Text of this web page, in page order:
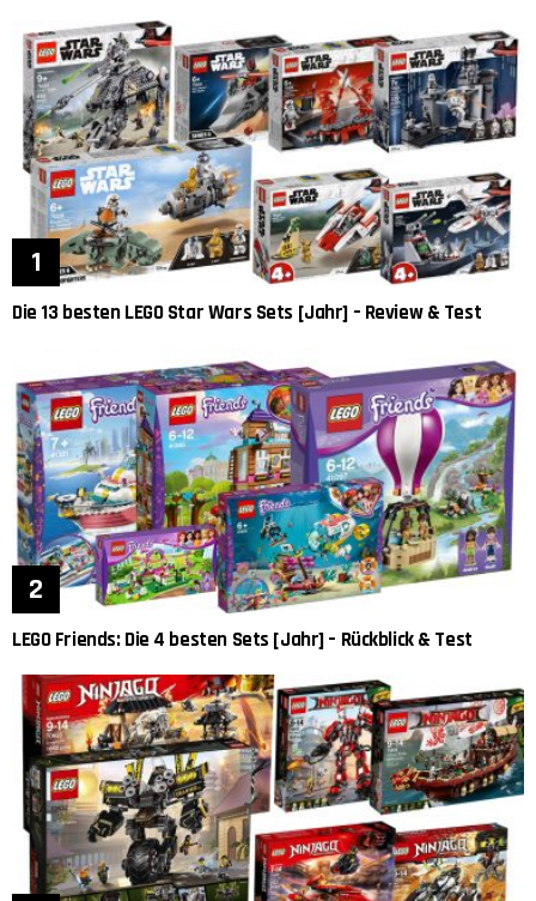
Die 13 besten LEGO Star Wars Sets [Jahr] – Review & Test
LEGO Friends: Die 4 besten Sets [Jahr] – Rückblick & Test